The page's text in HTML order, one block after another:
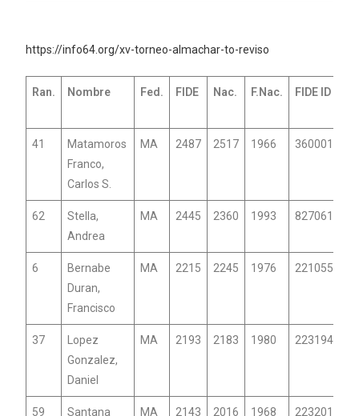
https://info64.org/xv-torneo-almachar-to-reviso
Ran. Nombre Fed. FIDE Nac. F.Nac. FIDE ID
41
Matamoros
Franco,
Carlos S.
MA 2487 2517 1966 3600017
62
Stella,
Andrea
MA 2445 2360 1993 827061
6
Bernabe
Duran,
Francisco
MA 2215 2245 1976 2210550
37
Lopez
Gonzalez,
Daniel
MA 2193 2183 1980 2231948
59 Santana MA 2143 2016 1968 2232014